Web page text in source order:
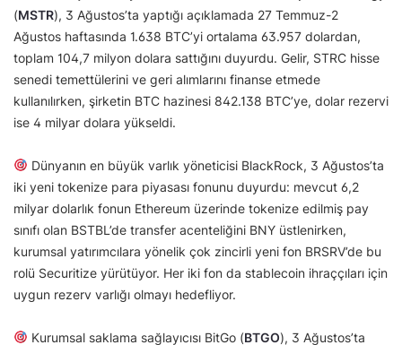
(MSTR), 3 Ağustos’ta yaptığı açıklamada 27 Temmuz-2
Ağustos haftasında 1.638 BTC’yi ortalama 63.957 dolardan,
toplam 104,7 milyon dolara sattığını duyurdu. Gelir, STRC hisse
senedi temettülerini ve geri alımlarını finanse etmede
kullanılırken, şirketin BTC hazinesi 842.138 BTC’ye, dolar rezervi
ise 4 milyar dolara yükseldi.
Dünyanın en büyük varlık yöneticisi BlackRock, 3 Ağustos’ta
iki yeni tokenize para piyasası fonunu duyurdu: mevcut 6,2
milyar dolarlık fonun Ethereum üzerinde tokenize edilmiş pay
sınıfı olan BSTBL’de transfer acenteliğini BNY üstlenirken,
kurumsal yatırımcılara yönelik çok zincirli yeni fon BRSRV’de bu
rolü Securitize yürütüyor. Her iki fon da stablecoin ihraççıları için
uygun rezerv varlığı olmayı hedefliyor.
Kurumsal saklama sağlayıcısı BitGo (BTGO), 3 Ağustos’ta